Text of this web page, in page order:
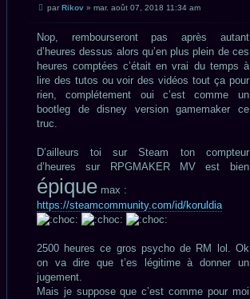
Message
par Rikov » mar. août 07, 2018 11:34 am
Nop, rembourseront pas après autant
d’heures dessus alors qu’en plus plein de ces
heures comptées c’était en vrai du temps à
lire des tutos ou voir des vidéos tout ça pour
rien, complétement oui c’est comme un
bootleg de disney version gamemaker ce
truc.
D’ailleurs toi sur Steam ton compteur
d’heures sur RPGMAKER MV est bien
épique max :
https://steamcommunity.com/id/koruldia
2500 heures ce gros psycho de RM lol. Ok
on va dire que t’es légitime à donner un
jugement.
Mais je suppose que c’est comme pour moi